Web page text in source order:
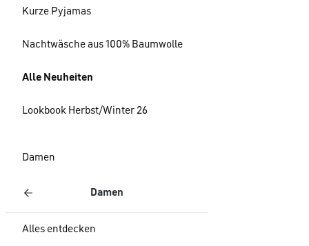
Kurze Pyjamas
Nachtwäsche aus 100% Baumwolle
Alle Neuheiten
Lookbook Herbst/Winter 26
Damen
Damen
Alles entdecken